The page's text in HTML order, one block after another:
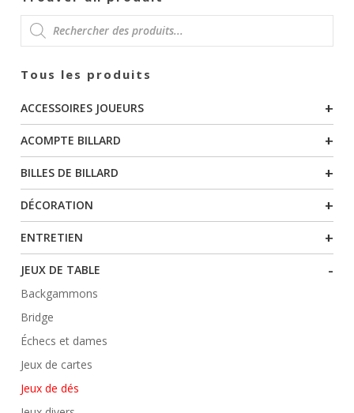
RECHERCHE
DE
PRODUITS
Tous les produits
ACCESSOIRES JOUEURS +
ACOMPTE BILLARD +
BILLES DE BILLARD +
DÉCORATION +
ENTRETIEN +
JEUX DE TABLE -
Backgammons
Bridge
Échecs et dames
Jeux de cartes
Jeux de dés